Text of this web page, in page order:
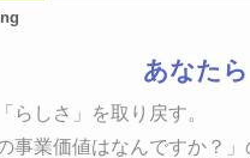
状態をつくるために、適
までの一連のプロセスを考
あなた
らしさ」を取り戻す。
の事業価値はなんですか？